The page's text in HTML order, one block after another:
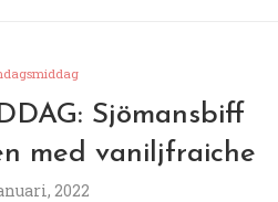
Sjömansbiff
med vaniljfraiche
2022